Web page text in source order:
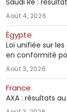
Saudi Re :
Août 4, 2026
Égypte
Loi unifiée sur
en conformité
Août 3, 2026
France
AXA : résultats